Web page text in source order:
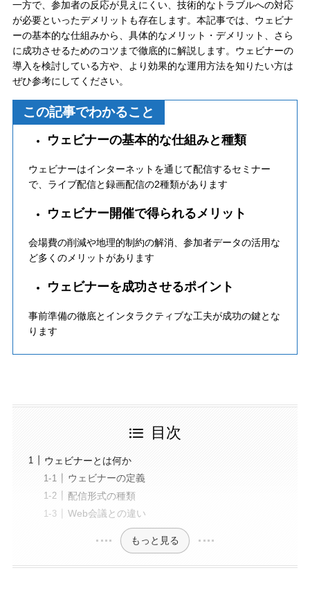
一方で、参加者の反応が見えにくい、技術的なトラブルへの対応
が必要といったデメリットも存在します。本記事では、ウェビナ
ーの基本的な仕組みから、具体的なメリット・デメリット、さら
に成功させるためのコツまで徹底的に解説します。ウェビナーの
導入を検討している方や、より効果的な運用方法を知りたい方は
ぜひ参考にしてください。
この記事でわかること
ウェビナーの基本的な仕組みと種類
ウェビナーはインターネットを通じて配信するセミナー
で、ライブ配信と録画配信の2種類があります
ウェビナー開催で得られるメリット
会場費の削減や地理的制約の解消、参加者データの活用な
ど多くのメリットがあります
ウェビナーを成功させるポイント
事前準備の徹底とインタラクティブな工夫が成功の鍵とな
ります
目次
ウェビナーとは何か
ウェビナーの定義
配信形式の種類
Web会議との違い
もっと見る